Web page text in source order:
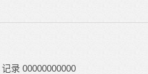
记录 00000000000